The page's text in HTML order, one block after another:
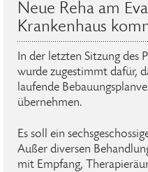
Neue Reha am
Krankenhaus
In der letzten Sitzung des
wurde zugestimmt dafür,
laufende
übernehmen.
Es soll ein
Außer diversen
mit Empfang,